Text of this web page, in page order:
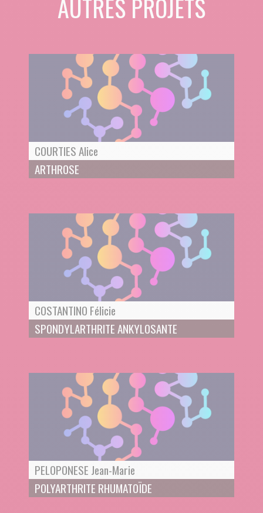
AUTRES PROJETS
COURTIES Alice
ARTHROSE
COSTANTINO Félicie
SPONDYLARTHRITE ANKYLOSANTE
PELOPONESE Jean-Marie
POLYARTHRITE RHUMATOÏDE